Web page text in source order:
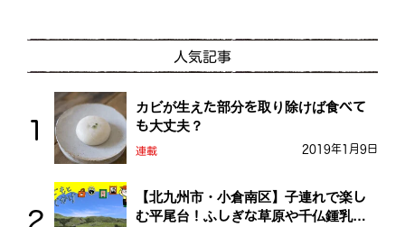
人気記事
カビが生えた部分を取り除けば食べて
も大丈夫？
連載 2019年1月9日
【北九州市・小倉南区】子連れで楽し
む平尾台！ふしぎな草原や千仏鍾乳洞